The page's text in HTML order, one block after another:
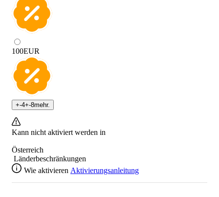
100EUR
+-4+-8mehr.
Kann nicht aktiviert werden in
Österreich
Länderbeschränkungen
Wie aktivieren Aktivierungsanleitung